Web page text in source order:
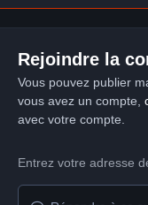
Rejoindre la
Vous pouvez publier
vous avez un compte,
avec votre compte.